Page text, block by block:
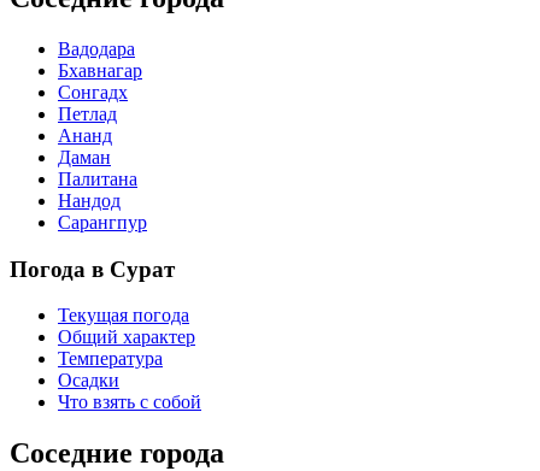
Вадодара
Бхавнагар
Сонгадх
Петлад
Ананд
Даман
Палитана
Нандод
Сарангпур
Погода в Сурат
Текущая погода
Общий характер
Температура
Осадки
Что взять с собой
Соседние города